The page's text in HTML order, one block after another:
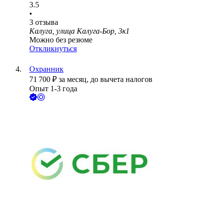
3.5
•
3 отзыва
Калуга, улица Калуга-Бор, 3к1
Можно без резюме
Откликнуться
Охранник
71 700 ₽ за месяц, до вычета налогов
Опыт 1-3 года